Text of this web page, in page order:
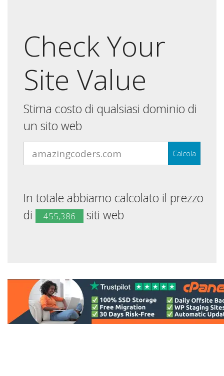
Check Your
Site Value
Stima costo di qualsiasi dominio di
un sito web
Calcola
In totale abbiamo calcolato il prezzo
di
455,386 siti web